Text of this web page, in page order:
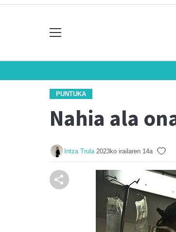
PUNTUKA
Nahia ala
Intza Trula 2023ko irailaren 14a